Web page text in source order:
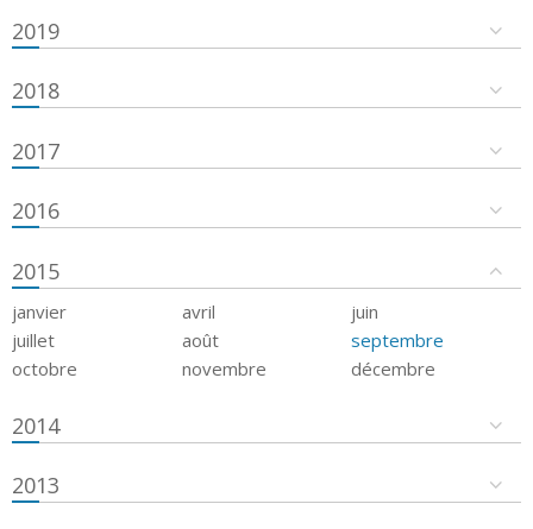
2019
2018
2017
2016
2015
janvier avril
juin
juillet
août
septembre
octobre
novembre décembre
2014
2013